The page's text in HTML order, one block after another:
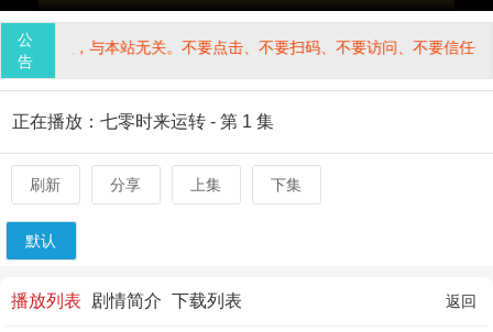
公
告
三方植入，与本站无关。不要点击、不要扫码、不要访问、不要信任
正在播放：七零时来运转 - 第 1 集
刷新 分享 上集 下集
默认
播放列表 剧情简介 下载列表 返回